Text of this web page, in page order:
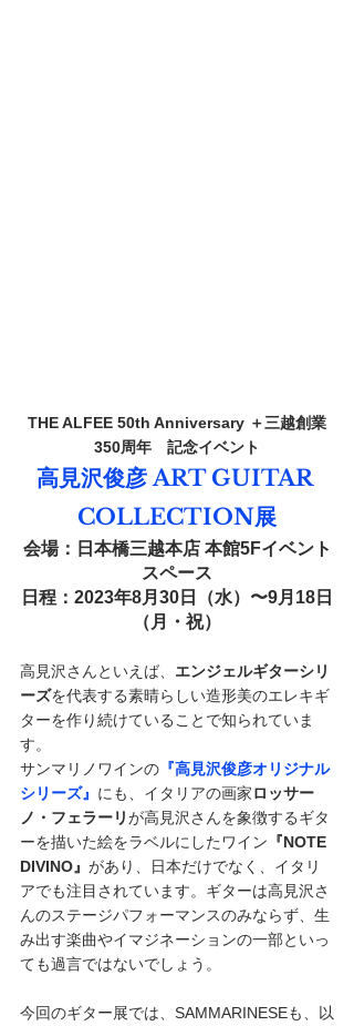
THE ALFEE 50th Anniversary ＋三越創業
350周年　記念イベント
高見沢俊彦 ART GUITAR
COLLECTION展
会場：日本橋三越本店 本館5Fイベント
スペース
日程：2023年8月30日（水）〜9月18日
（月・祝）
高見沢さんといえば、 エンジェルギターシリ
ーズを代表する素晴らしい造形美のエレキギ
ターを作り続けていることで知られていま
す。
サンマリノワインの 『高見沢俊彦オリジナル
シリーズ』 にも、イタリアの画家ロッサー
ノ・フェラーリが高見沢さんを象徴するギタ
ーを描いた絵をラベルにしたワイン 『NOTE
DIVINO』 があり、日本だけでなく、イタリ
アでも注目されています。ギターは高見沢さ
んのステージパフォーマンスのみならず、生
み出す楽曲やイマジネーションの一部といっ
ても過言ではないでしょう。
今回のギター展では、SAMMARINESEも、以